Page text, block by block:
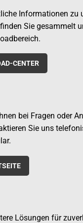
Informationen zu
Sie gesammelt
CENTER
bei Fragen oder
Sie uns
Lösungen für